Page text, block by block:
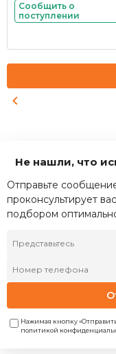
Сообщить о
поступлении
Не нашли, что
Отправьте
проконсультирует
подбором
Нажимая кнопку
политикой